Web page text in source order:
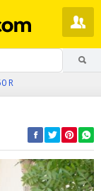
R